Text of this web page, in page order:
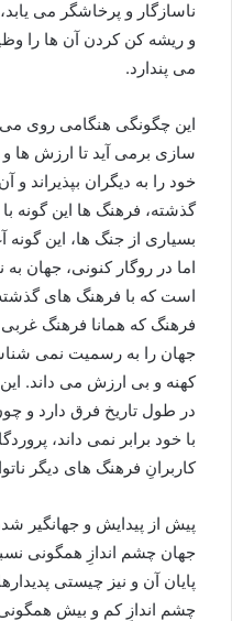
ناسازگار و پرخاشگر مى
و ريشه كن كردن آن ها را
مى پندارد.
اين چگونگى هنگامی روی
سازى برمی آيد تا ارزش ها
خود را به دیگران بپذیراند و
گذشته، فرهنگ ها اين گونه
بسیاری از جنگ ها، این
اما در روگار كنونى، جهان
است كه با فرهنگ هاى
فرهنگ كه همانا فرهنگ
جهان را به رسميت نمى
كهنه و بى ارزش مى داند.
در طول تاريخ فرق دارد و
با خود برابر نمی داند،
کاربرانِ فرهنگ های دیگر
پيش از پيدايش و جهانگير
جهان چشم اندازِ همگونى
پایان آن و نیز چیستی
چشم اندازِ کم و بیش